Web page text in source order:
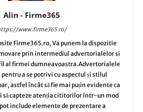
Alin - Firme365
www.firme365.ro/
Firme365.ro, Va punem la dispozitie
prin intermediul advertorialelor si
al firmei dumneavoastra.Advertorialele
a se potrivi cu aspectul și stilul
astfel încât să fie mai puțin evidente ca
să capteze atenția cititorilor într-un mod
include elemente de prezentare a